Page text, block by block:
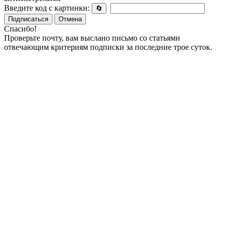
Введите код с картинки:
🔄
Подписаться
Отмена
Спасибо!
Проверьте почту, вам выслано письмо со статьями
отвечающим критериям подписки за последние трое суток.